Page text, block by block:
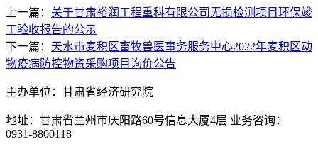
上一篇： 关于甘肃裕润工程重科有限公司无损检测项目环保竣
工验收报告的公示
下一篇： 天水市麦积区畜牧兽医事务服务中心2022年麦积区动
物疫病防控物资采购项目询价公告
主办单位：甘肃省经济研究院
地址：甘肃省兰州市庆阳路60号信息大厦4层 业务咨询：
0931-8800118